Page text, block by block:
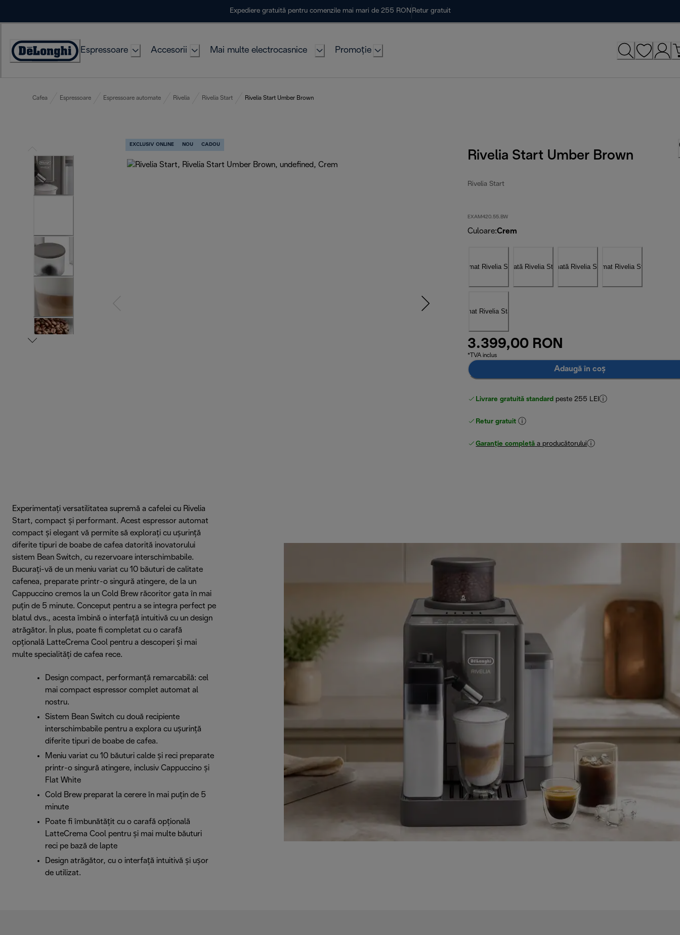
Expediere gratuită pentru comenzile mai mari de 255 RON Retur gratuit
Accessibility
Espressoare Accesorii Mai multe electrocasnice Promoție
Cafea Espressoare Espressoare automate Rivelia Rivelia Start Rivelia Start Umber Brown
EXCLUSIV ONLINE NOU CADOU
Rivelia Start Umber Brown
Rivelia Start
EXAM420.55.BW
Culoare:Crem
3.399,00 RON
*TVA inclus
Adaugă în coș
Livrare gratuită standard peste 255 LEI
Retur gratuit
Garanție completă a producătorului
Experimentați versatilitatea supremă a cafelei cu Rivelia
Start, compact și performant. Acest espressor automat
compact și elegant vă permite să explorați cu ușurință
diferite tipuri de boabe de cafea datorită inovatorului
sistem Bean Switch, cu rezervoare interschimbabile.
Bucurați-vă de un meniu variat cu 10 băuturi de calitate
cafenea, preparate printr-o singură atingere, de la un
Cappuccino cremos la un Cold Brew răcoritor gata în mai
puțin de 5 minute. Conceput pentru a se integra perfect pe
blatul dvs., acesta îmbină o interfață intuitivă cu un design
atrăgător. În plus, poate fi completat cu o carafă
opțională LatteCrema Cool pentru a descoperi și mai
multe specialități de cafea rece.
Design compact, performanță remarcabilă: cel
mai compact espressor complet automat al
nostru.
Sistem Bean Switch cu două recipiente
interschimbabile pentru a explora cu ușurință
diferite tipuri de boabe de cafea.
Meniu variat cu 10 băuturi calde și reci preparate
printr-o singură atingere, inclusiv Cappuccino și
Flat White
Cold Brew preparat la cerere în mai puțin de 5
minute
Poate fi îmbunătățit cu o carafă opțională
LatteCrema Cool pentru și mai multe băuturi
reci pe bază de lapte
Design atrăgător, cu o interfață intuitivă și ușor
de utilizat.